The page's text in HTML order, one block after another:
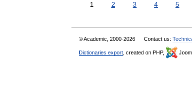
1 2 3 4 5
© Academic, 2000-2026 Contact us:
Dictionaries export , created on PHP,